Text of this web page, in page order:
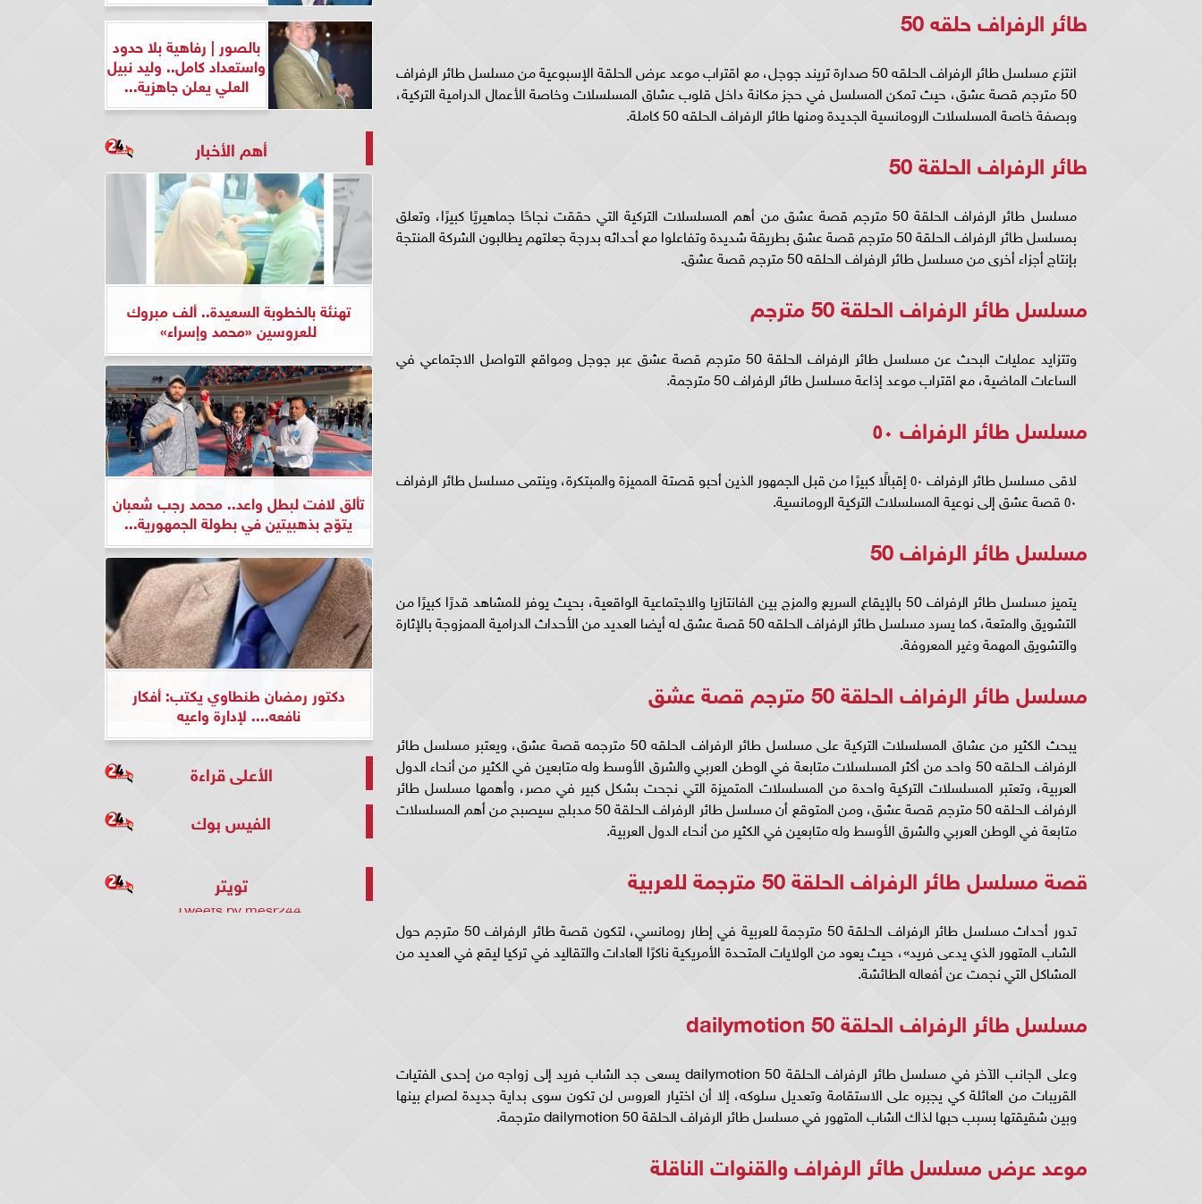
طائر الرفراف حلقه 50
انتزع مسلسل طائر الرفراف الحلقه 50 صدارة تريند جوجل، مع اقتراب موعد عرض الحلقة الإسبوعية من مسلسل طائر الرفراف
50 مترجم قصة عشق، حيث تمكن المسلسل في حجز مكانة داخل قلوب عشاق المسلسلات وخاصة الأعمال الدرامية التركية،
وبصفة خاصة المسلسلات الرومانسية الجديدة ومنها طائر الرفراف الحلقه 50 كاملة.
طائر الرفراف الحلقة 50
مسلسل طائر الرفراف الحلقة 50 مترجم قصة عشق من أهم المسلسلات التركية التي حققت نجاحًا جماهيريًا كبيرًا، وتعلق
بمسلسل طائر الرفراف الحلقة 50 مترجم قصة عشق بطريقة شديدة وتفاعلوا مع أحداثه بدرجة جعلتهم يطالبون الشركة المنتجة
بإنتاج أجزاء أخرى من مسلسل طائر الرفراف الحلقه 50 مترجم قصة عشق.
مسلسل طائر الرفراف الحلقة 50 مترجم
وتتزايد عمليات البحث عن مسلسل طائر الرفراف الحلقة 50 مترجم قصة عشق عبر جوجل ومواقع التواصل الاجتماعي في
الساعات الماضية، مع اقتراب موعد إذاعة مسلسل طائر الرفراف 50 مترجمة.
مسلسل طائر الرفراف ٥٠
لاقى مسلسل طائر الرفراف ٥٠ إقبالًا كبيرًا من قبل الجمهور الذين أحبو قصتة المميزة والمبتكرة، وينتمى مسلسل طائر الرفراف
٥٠ قصة عشق إلى نوعية المسلسلات التركية الرومانسية.
مسلسل طائر الرفراف 50
يتميز مسلسل طائر الرفراف 50 بالإيقاع السريع والمزج بين الفانتازيا والاجتماعية الواقعية، بحيث يوفر للمشاهد قدرًا كبيرًا من
التشويق والمتعة، كما يسرد مسلسل طائر الرفراف الحلقه 50 قصة عشق له أيضا العديد من الأحداث الدرامية الممزوجة بالإثارة
والتشويق المهمة وغير المعروفة.
مسلسل طائر الرفراف الحلقة 50 مترجم قصة عشق
يبحث الكثير من عشاق المسلسلات التركية على مسلسل طائر الرفراف الحلقه 50 مترجمه قصة عشق، ويعتبر مسلسل طائر
الرفراف الحلقه 50 واحد من أكثر المسلسلات متابعة في الوطن العربي والشرق الأوسط وله متابعين في الكثير من أنحاء الدول
العربية، وتعتبر المسلسلات التركية واحدة من المسلسلات المتميزة التي نجحت بشكل كبير في مصر، وأهمها مسلسل طائر
الرفراف الحلقه 50 مترجم قصة عشق، ومن المتوقع أن مسلسل طائر الرفراف الحلقة 50 مدبلج سيصبح من أهم المسلسلات
متابعة في الوطن العربي والشرق الأوسط وله متابعين في الكثير من أنحاء الدول العربية.
قصة مسلسل طائر الرفراف الحلقة 50 مترجمة للعربية
تدور أحداث مسلسل طائر الرفراف الحلقة 50 مترجمة للعربية في إطار رومانسي، لتكون قصة طائر الرفراف 50 مترجم حول
الشاب المتهور الذي يدعى فريد»، حيث يعود من الولايات المتحدة الأمريكية ناكرًا العادات والتقاليد في تركيا ليقع في العديد من
المشاكل التي نجمت عن أفعاله الطائشة.
مسلسل طائر الرفراف الحلقة 50 dailymotion
وعلى الجانب الآخر في مسلسل طائر الرفراف الحلقة 50 dailymotion يسعى جد الشاب فريد إلى زواجه من إحدى الفتيات
القريبات من العائلة كي يجبره على الاستقامة وتعديل سلوكه، إلا أن اختيار العروس لن تكون سوى بداية جديدة لصراع بينها
وبين شقيقتها بسبب حبها لذاك الشاب المتهور في مسلسل طائر الرفراف الحلقة 50 dailymotion مترجمة.
موعد عرض مسلسل طائر الرفراف والقنوات الناقلة
بالصور | رفاهية بلا حدود
واستعداد كامل.. وليد نبيل
العلي يعلن جاهزية...
أهم الأخبار
تهنئة بالخطوبة السعيدة.. ألف مبروك
للعروسين «محمد وإسراء»
تألق لافت لبطل واعد.. محمد رجب شعبان
يتوّج بذهبيتين في بطولة الجمهورية...
دكتور رمضان طنطاوي يكتب: أفكار
نافعه.... لإدارة واعيه
الأعلى قراءة
الفيس بوك
تويتر
Tweets by mesr244